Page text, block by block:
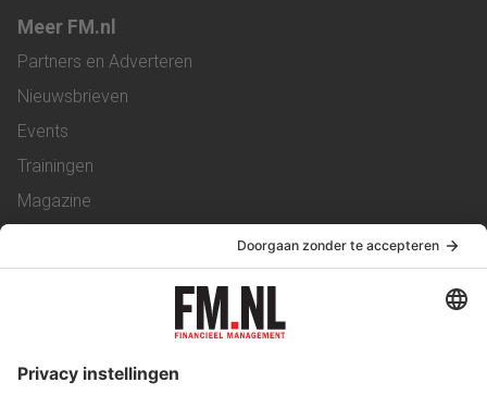
Meer FM.nl
Partners en Adverteren
Nieuwsbrieven
Events
Trainingen
Magazine
Service & Contact
Werken bij ons